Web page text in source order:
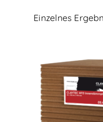
Einzelnes